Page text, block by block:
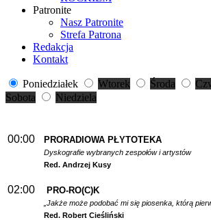
Patronite
Nasz Patronite
Strefa Patrona
Redakcja
Kontakt
Poniedziałek Wtorek Środa
Sobota
Niedziela
00:00 PRORADIOWA PŁYTOTEKA
Dyskografie wybranych zespołów i artystów
Red. Andrzej Kusy
02:00 PRO-RO(C)K
„Jakże może podobać mi się piosenka, którą
Red. Robert Cieśliński